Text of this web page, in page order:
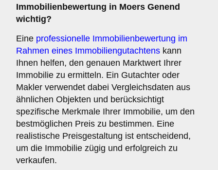
Immobilienbewertung in Moers Genend
wichtig?
Eine professionelle Immobilienbewertung im
Rahmen eines Immobiliengutachtens kann
Ihnen helfen, den genauen Marktwert Ihrer
Immobilie zu ermitteln. Ein Gutachter oder
Makler verwendet dabei Vergleichsdaten aus
ähnlichen Objekten und berücksichtigt
spezifische Merkmale Ihrer Immobilie, um den
bestmöglichen Preis zu bestimmen. Eine
realistische Preisgestaltung ist entscheidend,
um die Immobilie zügig und erfolgreich zu
verkaufen.